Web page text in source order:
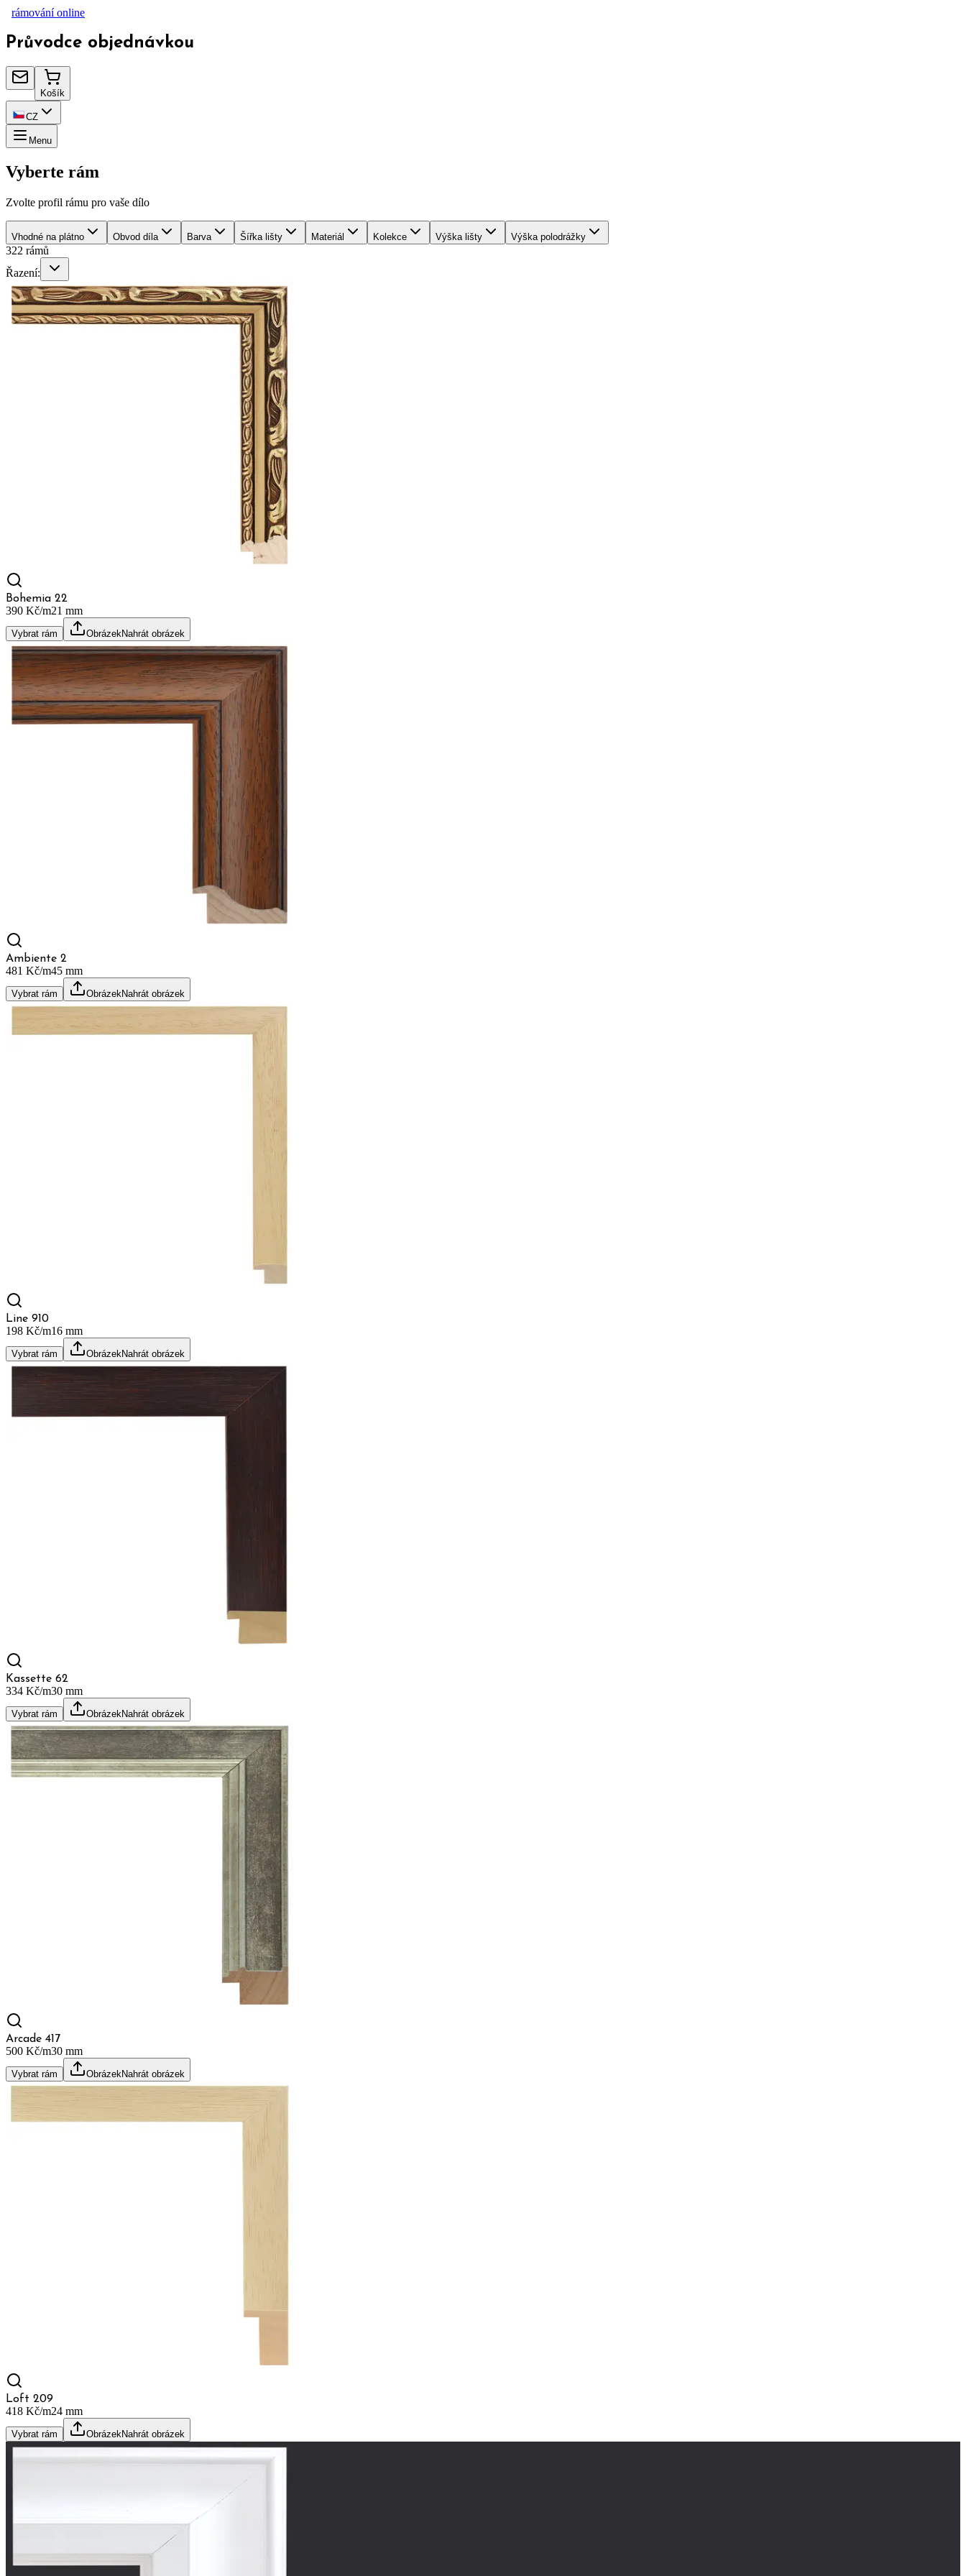
rámováníonline
Průvodce objednávkou
Košík
CZ
Menu
Vyberte rám
Zvolte profil rámu pro vaše dílo
Vhodné na plátno Obvod díla Barva Šířka lišty Materiál Kolekce Výška lišty Výška polodrážky
322 rámů
Řazení:
Bohemia 22
390 Kč/m21 mm
Vybrat rám ObrázekNahrát obrázek
Ambiente 2
481 Kč/m45 mm
Vybrat rám ObrázekNahrát obrázek
Line 910
198 Kč/m16 mm
Vybrat rám ObrázekNahrát obrázek
Kassette 62
334 Kč/m30 mm
Vybrat rám ObrázekNahrát obrázek
Arcade 417
500 Kč/m30 mm
Vybrat rám ObrázekNahrát obrázek
Loft 209
418 Kč/m24 mm
Vybrat rám ObrázekNahrát obrázek